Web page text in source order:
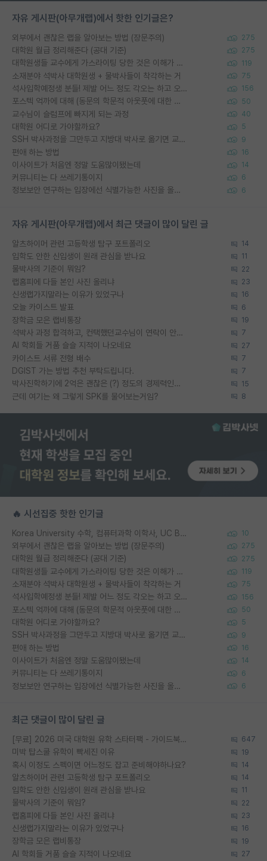
자유 게시판(아무개랩)에서 핫한 인기글은?
외부에서 괜찮은 랩을 알아보는 방법 (장문주의) 275
대학원 월급 정리해준다 (공대 기준) 275
대학원생들 교수에게 가스라이팅 당한 것은 이해가 갑니다. 안타깝네요. 119
소재분야 석박사 대학원생 + 물박사들이 착각하는 거 75
석사입학예정생 분들! 제발 어느 정도 각오는 하고 오세요. 156
포스텍 억까에 대해 (동문의 학문적 아웃풋에 대한 반박) 50
교수님이 슬럼프에 빠지게 되는 과정 40
대학원 어디로 가야할까요? 5
SSH 박사과정을 그만두고 지방대 박사로 옮기면 교수의 꿈은 끝일까요? 9
편애 하는 방법 16
이사이트가 처음엔 정말 도움많이됐는데 14
커뮤니티는 다 쓰레기통이지 6
정보보안 연구하는 입장에선 식별가능한 사진을 올리는건 비추이긴함 6
자유 게시판(아무개랩)에서 최근 댓글이 많이 달린 글
알츠하이머 관련 고등학생 탐구 포트폴리오 14
입학도 안한 신입생이 원래 관심을 받나요 11
물박사의 기준이 뭐임? 22
랩홈피에 다들 본인 사진 올리냐 23
신생랩가지말라는 이유가 있었구나 16
오늘 카이스트 발표 6
장학금 모은 랩비통장 19
석박사 과정 합격하고, 컨택했던교수님이 연락이 안됩니다... 7
AI 학회들 거품 슬슬 지적이 나오네요 27
카이스트 서류 전형 배수 7
DGIST 가는 방법 추천 부탁드립니다. 7
박사진학하기에 2억은 괜찮은 (?) 정도의 경제력인가요 15
근데 여기는 왜 그렇게 SPK를 물어보는거임? 8
🔥 시선집중 핫한 인기글
Korea University 수학, 컴퓨터과학 이학사, UC Berkeley 산업공학 대학원 공학박사가 되는 것은 쉽지 않겠죠? 10
외부에서 괜찮은 랩을 알아보는 방법 (장문주의) 275
대학원 월급 정리해준다 (공대 기준) 275
대학원생들 교수에게 가스라이팅 당한 것은 이해가 갑니다. 안타깝네요. 119
소재분야 석박사 대학원생 + 물박사들이 착각하는 거 75
석사입학예정생 분들! 제발 어느 정도 각오는 하고 오세요. 156
포스텍 억까에 대해 (동문의 학문적 아웃풋에 대한 반박) 50
대학원 어디로 가야할까요? 5
SSH 박사과정을 그만두고 지방대 박사로 옮기면 교수의 꿈은 끝일까요? 9
편애 하는 방법 16
이사이트가 처음엔 정말 도움많이됐는데 14
커뮤니티는 다 쓰레기통이지 6
정보보안 연구하는 입장에선 식별가능한 사진을 올리는건 비추이긴함 6
최근 댓글이 많이 달린 글
[무료] 2026 미국 대학원 유학 스타터팩 - 가이드북 & 합격자 컨택메일 템플릿 647
미박 탑스쿨 유학이 빡세진 이유 19
혹시 이정도 스펙이면 어느정도 잡고 준비해야하나요? 14
알츠하이머 관련 고등학생 탐구 포트폴리오 14
입학도 안한 신입생이 원래 관심을 받나요 11
물박사의 기준이 뭐임? 22
랩홈피에 다들 본인 사진 올리냐 23
신생랩가지말라는 이유가 있었구나 16
장학금 모은 랩비통장 19
AI 학회들 거품 슬슬 지적이 나오네요 27